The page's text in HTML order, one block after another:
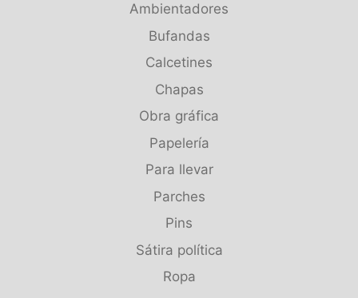
Ambientadores
Bufandas
Calcetines
Chapas
Obra gráfica
Papelería
Para llevar
Parches
Pins
Sátira política
Ropa